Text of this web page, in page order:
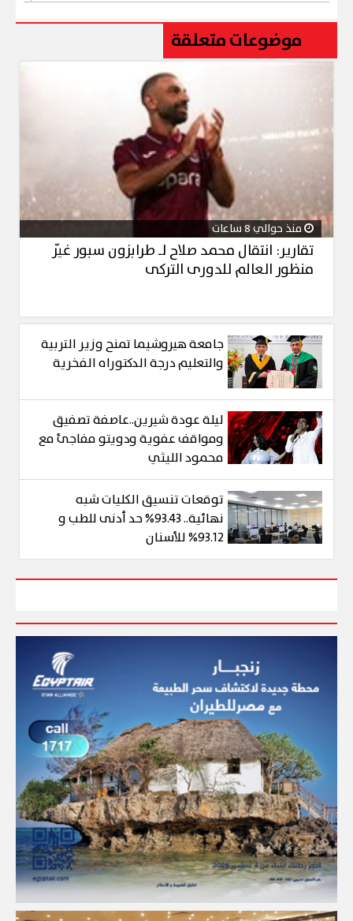
موضوعات متعلقة
منذ حوالي 8 ساعات
تقارير: انتقال محمد صلاح لـ طرابزون سبور غيّر
منظور العالم للدورى التركى
جامعة هيروشيما تمنح وزير التربية
والتعليم درجة الدكتوراه الفخرية
ليلة عودة شيرين..عاصفة تصفيق
ومواقف عفوية ودويتو مفاجئ مع
محمود الليثي
توقعات تنسيق الكليات شبه
نهائية.. 93.43% حد أدنى للطب و
93.12% للأسنان